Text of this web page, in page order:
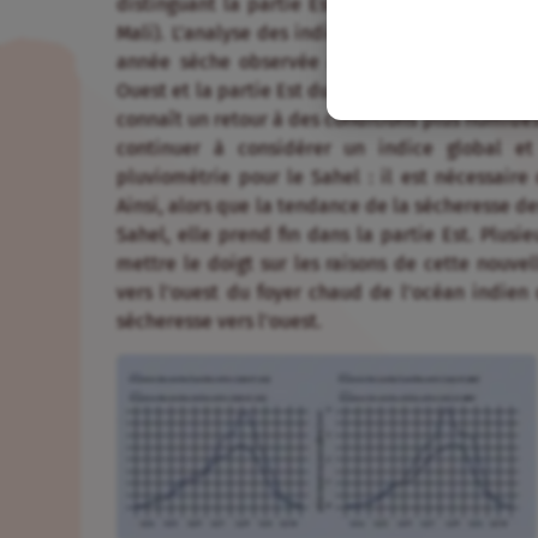
Mali). L’analyse des indices de ces deux
année sèche observée au niveau global
Ouest et la partie Est du Sahel. La sécheresse
connaît un retour à des conditions plus
continuer à considérer un indice global
pluviométrie pour le Sahel : il est
Ainsi, alors que la tendance de la sécheresse
Sahel, elle prend fin dans la partie Est.
mettre le doigt sur les raisons de cette
vers l’ouest du foyer chaud de l’océan
sécheresse vers l’ouest.